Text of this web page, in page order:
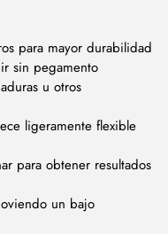
para mayor durabilidad
sin pegamento
u otros
ligeramente flexible
para obtener resultados
un bajo